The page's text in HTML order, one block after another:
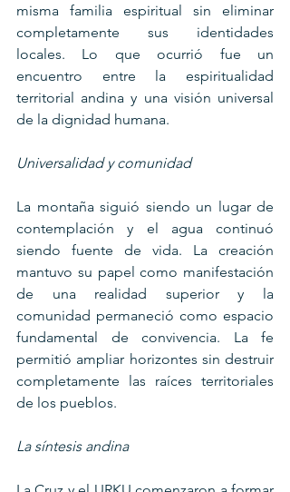
misma familia espiritual sin eliminar
completamente sus identidades
locales. Lo que ocurrió fue un
encuentro entre la espiritualidad
territorial andina y una visión universal
de la dignidad humana.
Universalidad y comunidad
La montaña siguió siendo un lugar de
contemplación y el agua continuó
siendo fuente de vida. La creación
mantuvo su papel como manifestación
de una realidad superior y la
comunidad permaneció como espacio
fundamental de convivencia. La fe
permitió ampliar horizontes sin destruir
completamente las raíces territoriales
de los pueblos.
La síntesis andina